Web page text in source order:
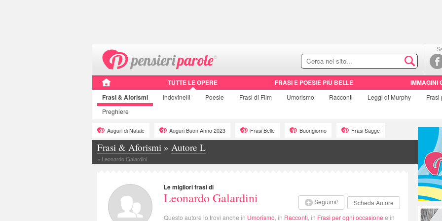
TUTTE LE OPERE FRASI E POESIE PIÙ BELLE
IMMAGINI
Frasi& Aforismi Indovinelli Poesie Frasi di Film Umorismo Racconti Leggi di Murphy Frasi
Preghiere
Auguri di Natale Auguri Buon Anno 2023 Frasi Belle Buongiorno Frasi Sagge
Frasi & Aforismi » Autore L
» Leonardo Galardini
Seguimi! Scheda Autore
Le migliori frasi di
Leonardo Galardini
Questo autore lo trovi anche in Umorismo , in Racconti , in Frasi per ogni occasione e in